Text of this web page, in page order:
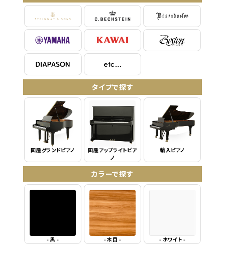
タイプで探す
国産グランドピアノ
国産アップライトピア
ノ
輸入ピアノ
カラーで探す
- 黒 - - 木目 - - ホワイト -